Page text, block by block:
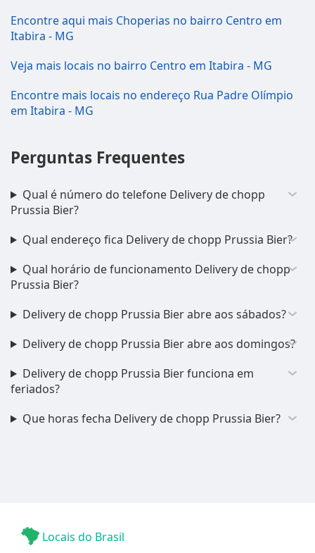
Encontre aqui mais Choperias no bairro Centro em
Itabira - MG
Veja mais locais no bairro Centro em Itabira - MG
Encontre mais locais no endereço Rua Padre Olímpio
em Itabira - MG
Perguntas Frequentes
Qual é número do telefone Delivery de chopp
Prussia Bier?
Qual endereço fica Delivery de chopp Prussia Bier?
Qual horário de funcionamento Delivery de chopp
Prussia Bier?
Delivery de chopp Prussia Bier abre aos sábados?
Delivery de chopp Prussia Bier abre aos domingos?
Delivery de chopp Prussia Bier funciona em
feriados?
Que horas fecha Delivery de chopp Prussia Bier?
Locais do Brasil